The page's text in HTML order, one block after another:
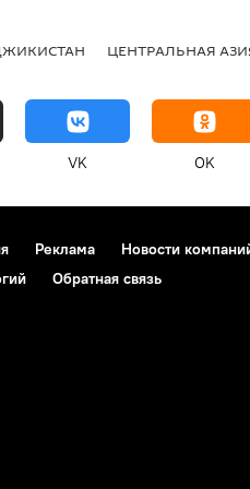
ЦЕНТРАЛЬНАЯ
VK OK
Реклама Новости
Обратная связь